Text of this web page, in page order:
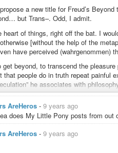
a new title for Freud’s
but Trans–. Odd, I admit.
heart of things, right off the bat. I
[without the help of the
have perceived (wahrgenommen)
get beyond, to transcend the
that people do in truth repeat painful
he associates with
well, the attempt to conserve the
some sort of death drive?) But the
ultimately stand apart
principle. It doesn’t point to any
long-run on satiation. It points to a
by which pleasure is deferred
AreHeros - 9 years ago
does My Little Pony posts from
AreHeros - 9 years ago